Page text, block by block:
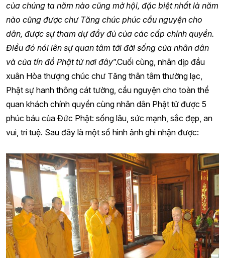
của chúng ta năm nào cũng mở hội, đặc biệt nhất là năm
nào cũng được chư Tăng chúc phúc cầu nguyện cho
dân, được sự tham dự đầy đủ của các cấp chính quyền.
Điều đó nói lên sự quan tâm tới đời sống của nhân dân
và của tín đồ Phật tử nơi đây”.Cuối cùng, nhân dịp đầu
xuân Hòa thượng chúc chư Tăng thân tâm thường lạc,
Phật sự hanh thông cát tường, cầu nguyện cho toàn thể
quan khách chính quyền cùng nhân dân Phật tử được 5
phúc báu của Đức Phật: sống lâu, sức mạnh, sắc đẹp, an
vui, trí tuệ. Sau đây là một số hình ảnh ghi nhận được: